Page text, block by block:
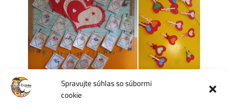
Spravujte súhlas so súbormi
cookie